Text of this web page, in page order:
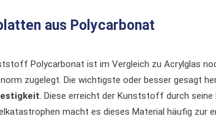
aus Polycarbonat
Polycarbonat ist im Vergleich zu Acrylglas
zugelegt. Die wichtigste oder besser gesagt
. Diese erreicht der Kunststoff durch seine
macht es dieses Material häufig zur